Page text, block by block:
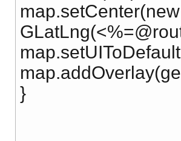
map.setCenter(new
GLatLng(<%
}